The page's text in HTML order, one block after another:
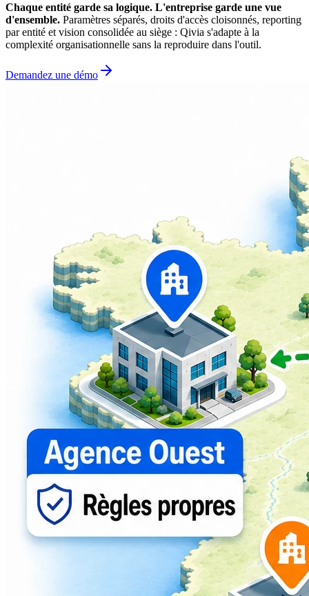
Chaque entité garde sa logique. L'entreprise garde une vue
d'ensemble. Paramètres séparés, droits d'accès cloisonnés, reporting
par entité et vision consolidée au siège : Qivia s'adapte à la
complexité organisationnelle sans la reproduire dans l'outil.
Demandez une démo